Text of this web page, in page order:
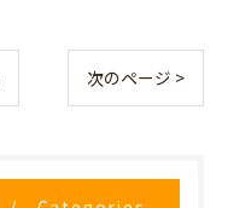
次のページ >